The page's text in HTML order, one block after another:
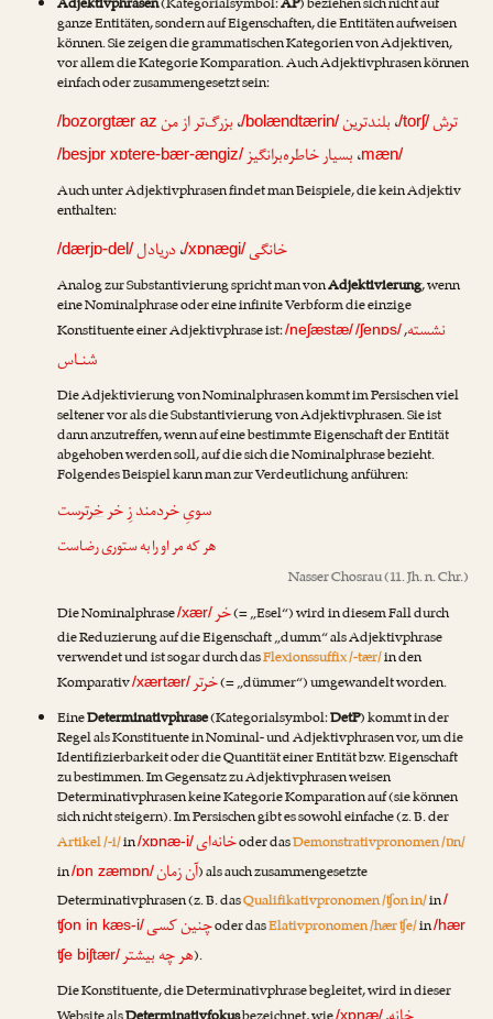
ganze Entitäten, sondern auf Eigenschaften, die Entitäten aufweisen
können. Sie zeigen die grammatischen Kategorien von Adjektiven,
vor allem die Kategorie Komparation. Auch Adjektivphrasen können
einfach oder zusammengesetzt sein:
ترش/torʃ/،بلندترین/bolændtærin/،بزرگ‌تر از من /bozorgtær az
mæn/،بسیار خاطره‌برانگیز/besjɒr xɒtere-bær-ængiz/
Auch unter Adjektivphrasen findet man Beispiele, die kein Adjektiv
enthalten:
خانگی/xɒnægi/،دریادل/dærjɒ-del/
Analog zur Substantivierung spricht man vonAdjektivierung, wenn
eine Nominalphrase oder eine infinite Verbform die einzige
Konstituente einer Adjektivphrase ist:/neʃæstæ/ نشسته,
/ʃenɒs/
شنـاس
Die Adjektivierung von Nominalphrasen kommt im Persischen viel
seltener vor als die Substantivierung von Adjektivphrasen. Sie ist
dann anzutreffen, wenn auf eine bestimmte Eigenschaft der Entität
abgehoben werden soll, auf die sich die Nominalphrase bezieht.
Folgendes Beispiel kann man zur Verdeutlichung anführen:
سویِ خردمند زِ خرخرترست
هر که مر او را به ستوری رضاست
Nasser Chosrau(11. Jh. n. Chr.)
Die Nominalphrase/xær/خر(= „Esel“) wird in diesem Fall durch
die Reduzierung auf die Eigenschaft „dumm“ als Adjektivphrase
verwendet und ist sogar durch dasFlexionssuffix /-tær/in den
Komparativ/xærtær/خرتر(= „dümmer“) umgewandelt worden.
EineDeterminativphrase(Kategorialsymbol:DetP) kommt in der
Regel als Konstituente in Nominal- und Adjektivphrasen vor, um die
Identifizierbarkeit oder die Quantität einer Entität bzw. Eigenschaft
zu bestimmen. Im Gegensatz zu Adjektivphrasen weisen
Determinativphrasen keine Kategorie Komparation auf (sie können
sich nicht steigern). Im Persischen gibt es sowohl einfache (z. B. der
Artikel /-i/in/xɒnæ-i/خانه‌ایoder dasDemonstrativpronomen /ɒn/
in/ɒn zæmɒn/آن زمان) als auch zusammengesetzte
Determinativphrasen (z. B. dasQualifikativpronomen /ʧon in/in/
ʧon in kæs-i/چنین کسیoder dasElativpronomen /hær ʧe/in/hær
ʧe biʃtær/هر چه بیشتر).
Die Konstituente, die Determinativphrase begleitet, wird in dieser
/xɒnæ/